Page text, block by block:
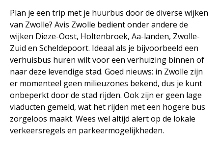
Plan je een trip met je huurbus door de diverse wijken
van Zwolle? Avis Zwolle bedient onder andere de
wijken Dieze-Oost, Holtenbroek, Aa-landen, Zwolle-
Zuid en Scheldepoort. Ideaal als je bijvoorbeeld een
verhuisbus huren wilt voor een verhuizing binnen of
naar deze levendige stad. Goed nieuws: in Zwolle zijn
er momenteel geen milieuzones bekend, dus je kunt
onbeperkt door de stad rijden. Ook zijn er geen lage
viaducten gemeld, wat het rijden met een hogere bus
zorgeloos maakt. Wees wel altijd alert op de lokale
verkeersregels en parkeermogelijkheden.